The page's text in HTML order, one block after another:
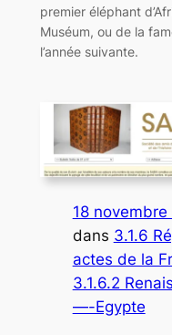
premier éléphant
Muséum, ou de la
l’année suivante.
18 novembre
dans 3.1.6
actes de la
3.1.6.2
—-Egypte